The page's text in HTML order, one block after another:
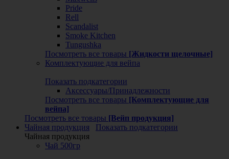
Pride
Rell
Scandalist
Smoke Kitchen
Tungushka
Посмотреть все товары [Жидкости щелочные]
Комплектующие для вейпа
Показать подкатегории
Аксессуары/Принадлежности
Посмотреть все товары [Комплектующие для
вейпа]
Посмотреть все товары [Вейп продукция]
Чайная продукция
Показать подкатегории
Чайная продукция
Чай 500гр